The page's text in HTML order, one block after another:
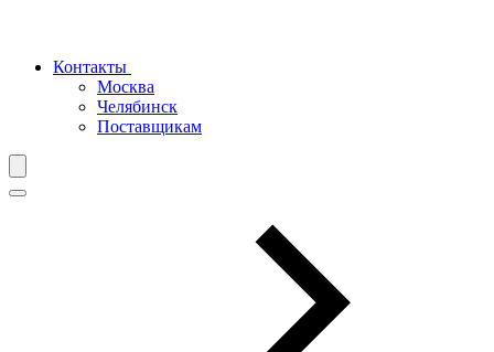
Контакты
Москва
Челябинск
Поставщикам